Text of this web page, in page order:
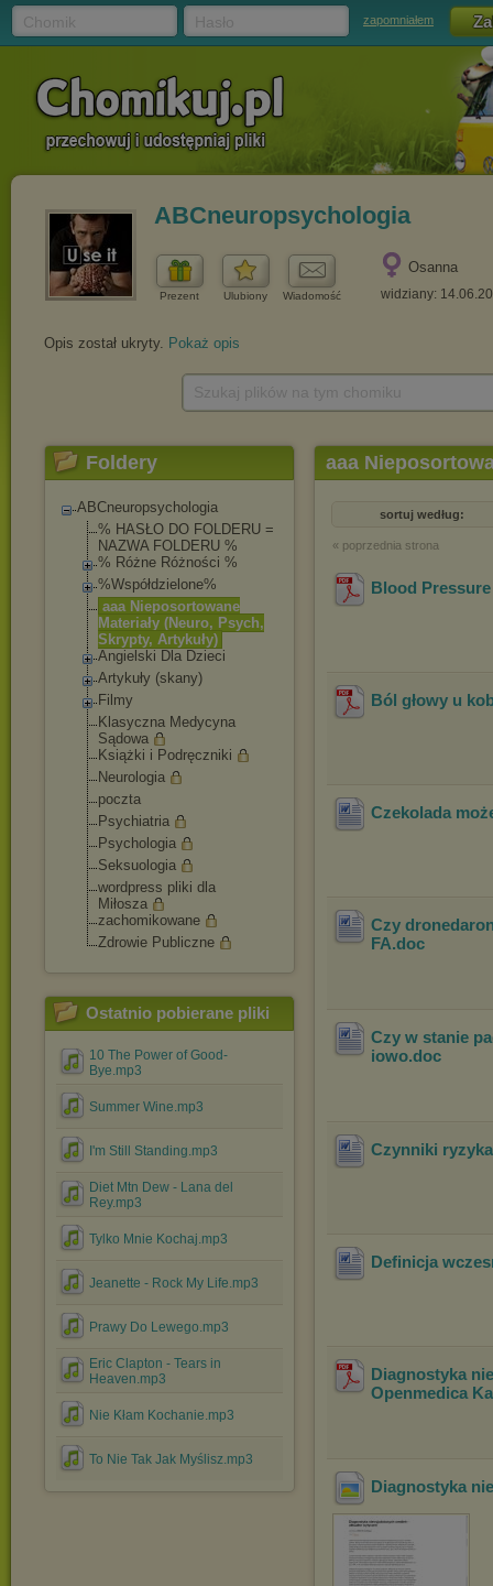
zapomniałem
ABCneuropsychologia
Prezent Ulubiony Wiadomość
Osanna
widziany:
Opis został ukryty. Pokaż opis
Foldery
ABCneuropsychologia
% HASŁO DO FOLDERU =
NAZWA FOLDERU %
% Różne Różności %
%Współdzielone%
aaa Nieposortowane
Materiały (Neuro, Psych,
Skrypty, Artykuły)
Angielski Dla Dzieci
Artykuły (skany)
Filmy
Klasyczna Medycyna
Sądowa
Książki i Podręczniki
Neurologia
poczta
Psychiatria
Psychologia
Seksuologia
wordpress pliki dla
Miłosza
zachomikowane
Zdrowie Publiczne
Ostatnio pobierane pliki
10 The Power of Good-
Bye.mp3
Summer Wine.mp3
I'm Still Standing.mp3
Diet Mtn Dew - Lana del
Rey.mp3
Tylko Mnie Kochaj.mp3
Jeanette - Rock My Life.mp3
Prawy Do Lewego.mp3
Eric Clapton - Tears in
Heaven.mp3
Nie Kłam Kochanie.mp3
To Nie Tak Jak Myślisz.mp3
aaa
sortuj według:
« poprzednia strona
Blood
Ból głowy u
Czekolada
Czy
FA.doc
Czy w stanie
iowo.doc
Czynniki
Definicja
Diagnostyka
Openmedica
Diagnostyka